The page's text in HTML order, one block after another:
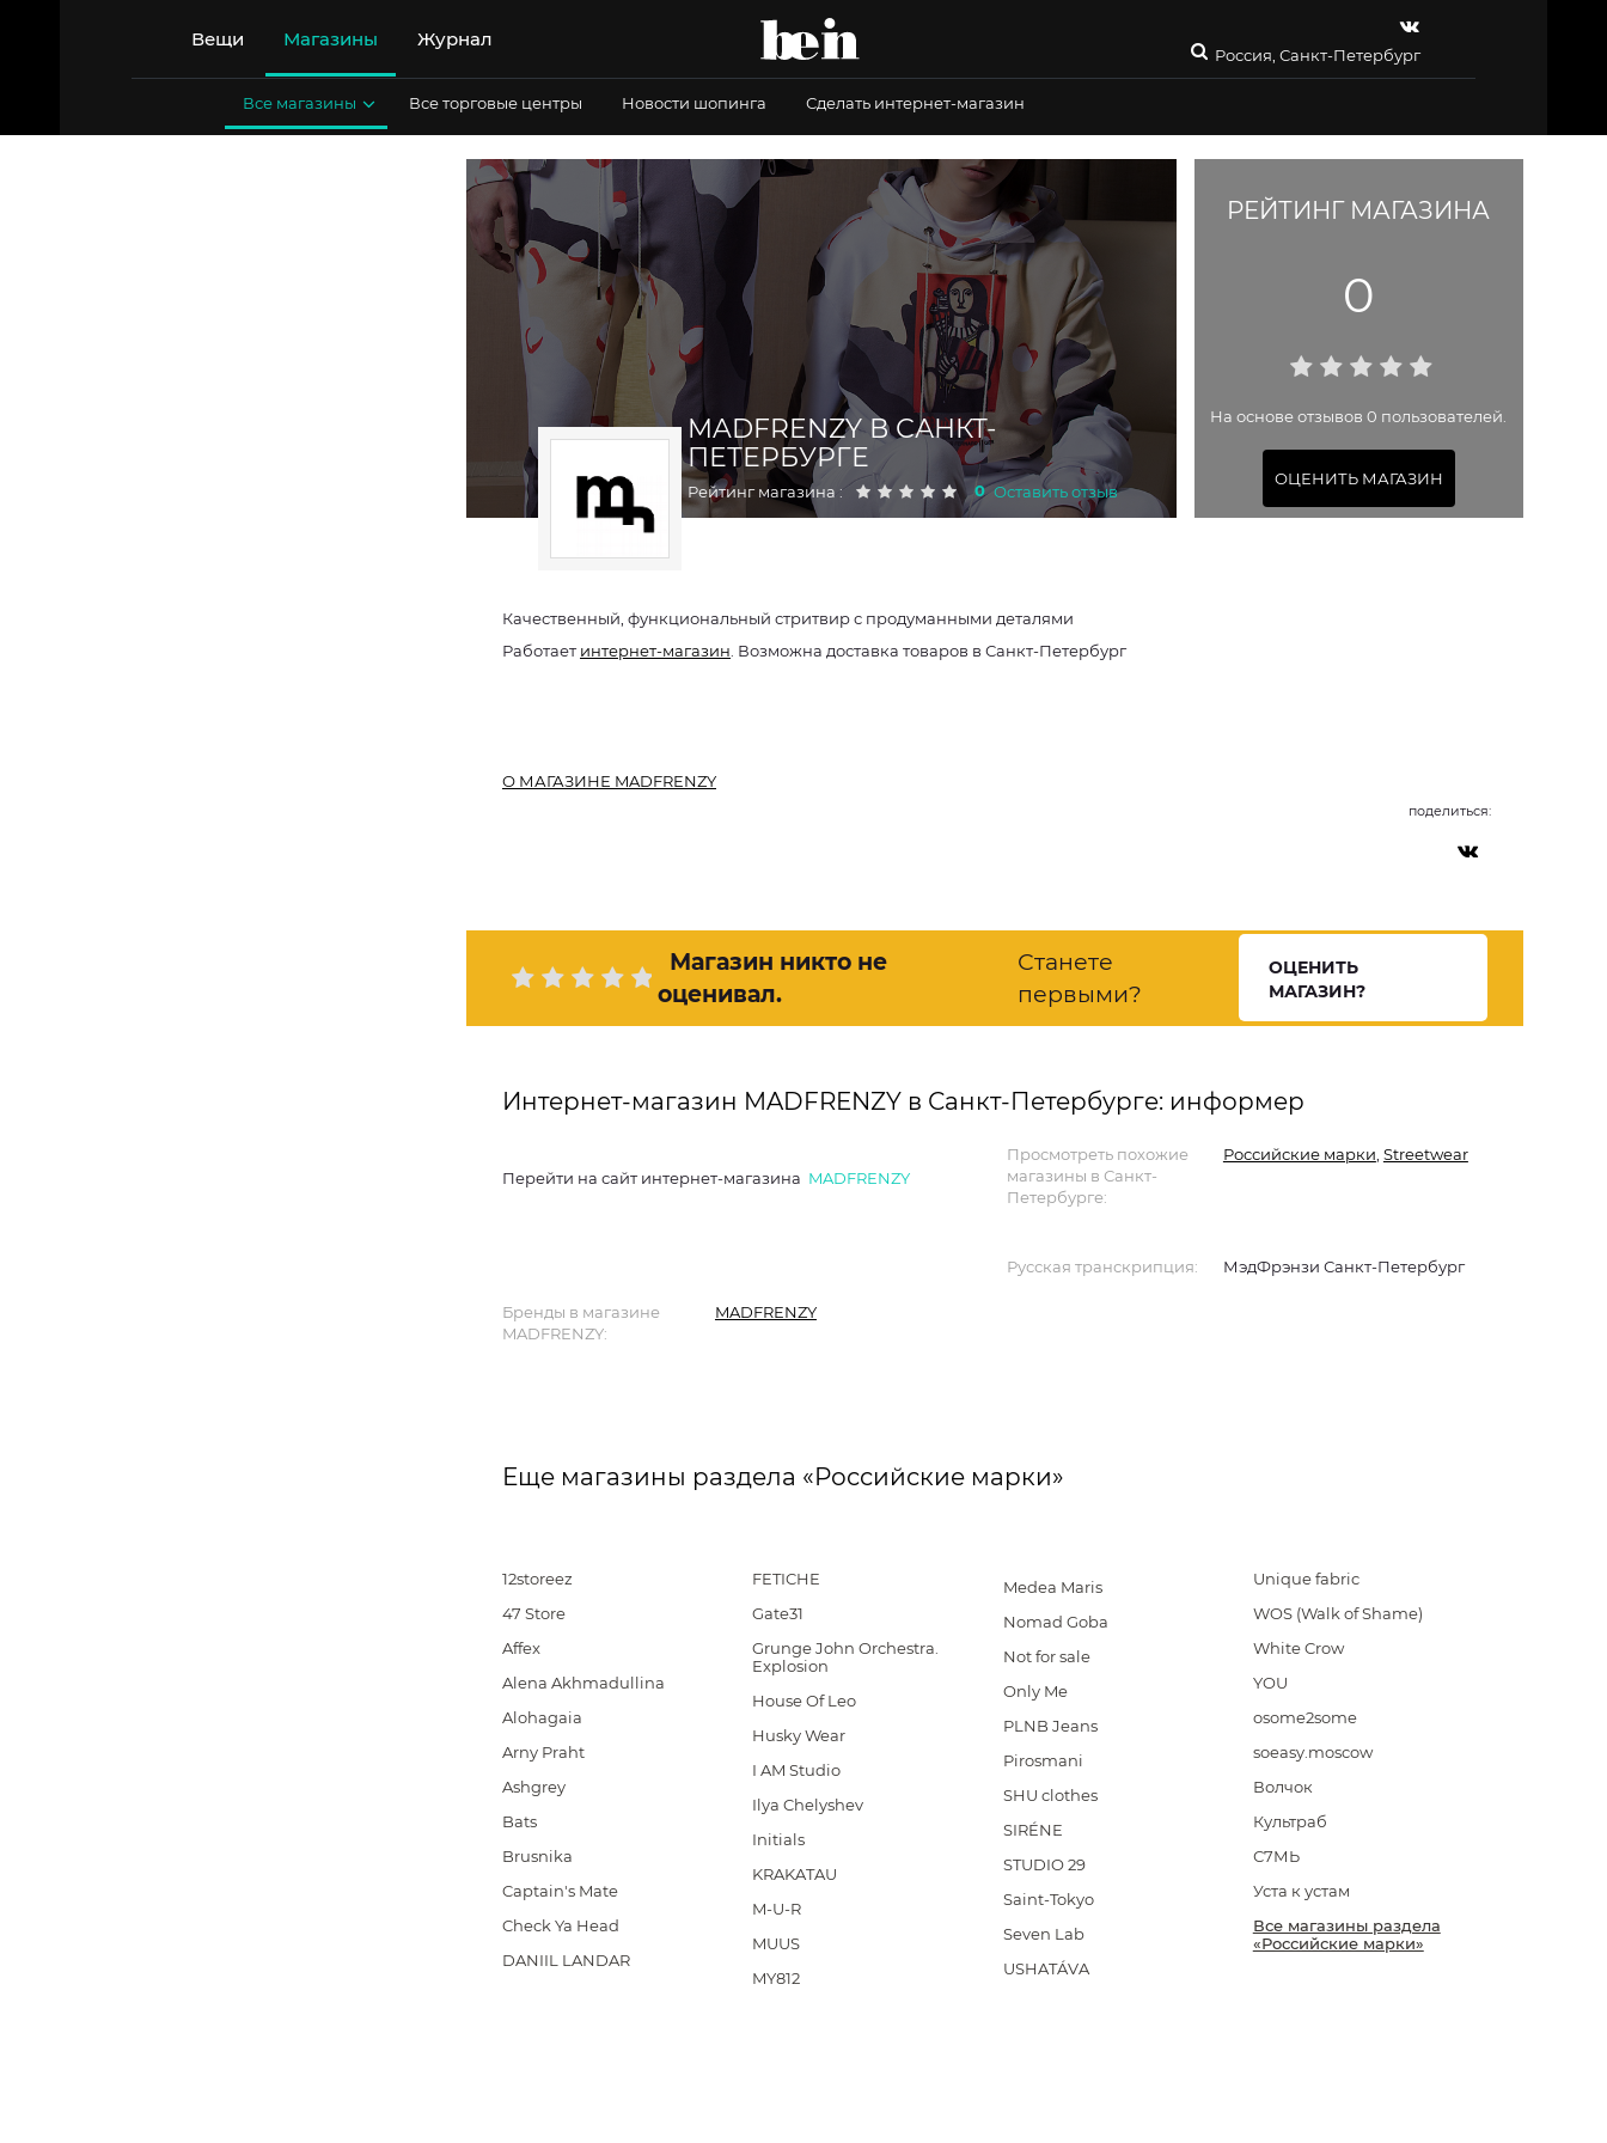
Вещи Магазины Журнал
Россия, Санкт-Петербург
Все магазины Все торговые центры Новости шопинга Сделать интернет-магазин
MADFRENZY В САНКТ-
ПЕТЕРБУРГЕ
Рейтинг магазина : 0 Оставить отзыв
РЕЙТИНГ МАГАЗИНА
0
На основе отзывов 0 пользователей.
ОЦЕНИТЬ МАГАЗИН
Качественный, функциональный стритвир с продуманными деталями
Работаетинтернет-магазин . Возможна доставка товаров в Санкт-Петербург
О МАГАЗИНЕ MADFRENZY
поделиться:
Магазин никто не
оценивал.
Станете
первыми?
ОЦЕНИТЬ
МАГАЗИН?
Интернет-магазин MADFRENZY в Санкт-Петербурге: информер
Перейти на сайт интернет-магазина MADFRENZY
Просмотреть похожие
магазины в Санкт-
Петербурге:
Российские марки Streetwear
Русская транскрипция: МэдФрэнзи Санкт-Петербург
Бренды в магазине
MADFRENZY:
MADFRENZY
Еще магазины раздела «Российские марки»
12storeez
47 Store
Affex
Alena Akhmadullina
Alohagaia
Arny Praht
Ashgrey
Bats
Brusnika
Captain's Mate
Check Ya Head
DANIIL LANDAR
FETICHE
Gate31
Grunge John Orchestra.
Explosion
House Of Leo
Husky Wear
I AM Studio
Ilya Chelyshev
Initials
KRAKATAU
M-U-R
MUUS
MY812
Medea Maris
Nomad Goba
Not for sale
Only Me
PLNB Jeans
Pirosmani
SHU clothes
SIRÉNE
STUDIO 29
Saint-Tokyo
Seven Lab
USHATÁVA
Unique fabric
WOS (Walk of Shame)
White Crow
YOU
osome2some
soeasy.moscow
Волчок
Культраб
С7МЬ
Уста к устам
Все магазины раздела
«Российские марки»